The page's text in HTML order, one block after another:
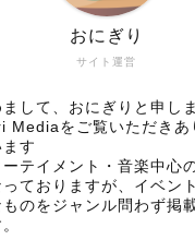
サイト運営
おにぎり
して、おにぎりと申し
Mediaをご覧いただきあ
す
ーテイメント・音楽中心
っておりますが、イベン
のをジャンル問わず掲